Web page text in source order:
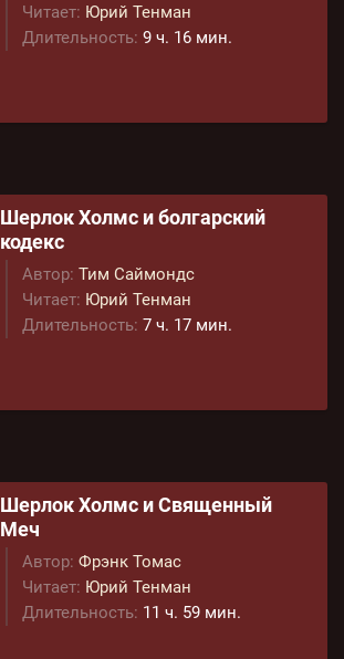
Читает: Юрий Тенман
Длительность: 9 ч. 16 мин.
Шерлок Холмс и болгарский
кодекс
Автор: Тим Саймондс
Читает: Юрий Тенман
Длительность: 7 ч. 17 мин.
Шерлок Холмс и Священный
Меч
Автор: Фрэнк Томас
Читает: Юрий Тенман
Длительность: 11 ч. 59 мин.